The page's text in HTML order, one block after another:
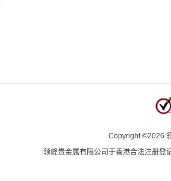
Copyright©2026
领峰贵金属有限公司于香港合法注册登